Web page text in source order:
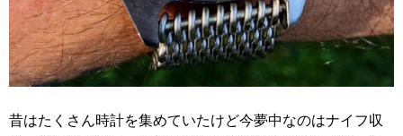
昔はたくさん時計を集めていたけど今夢中なのはナイフ収